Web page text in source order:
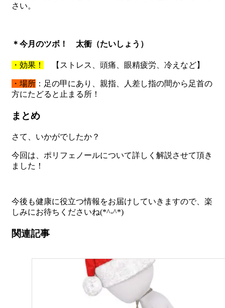
さい。
＊今月のツボ！ 太衝（たいしょう）
・効果！ 【ストレス、頭痛、眼精疲労、冷えなど】
・場所 ：足の甲にあり、親指、人差し指の間から足首の
方にたどると止まる所！
まとめ
さて、いかがでしたか？
今回は、ポリフェノールについて詳しく解説させて頂き
ました！
今後も健康に役立つ情報をお届けしていきますので、楽
しみにお待ちくださいね(*^-^*)
関連記事